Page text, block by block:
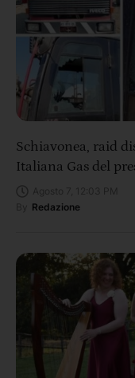
Schiavonea, raid
Italiana Gas del
Redazione